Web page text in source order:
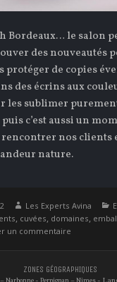
Bordeaux… le salon
des nouveautés
protéger de copies
des écrins aux
les sublimer
c’est aussi un
rencontrer nos clients
nature.
Auteur
Les Experts Avina
, cuvées, domaines,
un commentaire
ZONES GÉOGRAPHIQUES